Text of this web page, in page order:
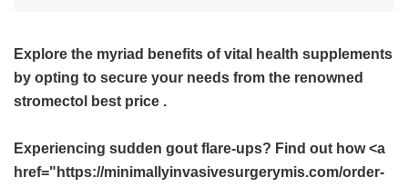
Explore the myriad benefits of vital health supplements
by opting to secure your needs from the renowned
stromectol best price .
Experiencing sudden gout flare-ups? Find out how <a
href="https://minimallyinvasivesurgerymis.com/order-